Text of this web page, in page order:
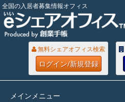
全国の入居者募集情報オフィス
無料シェアオフィス検索
ログイン/新規登録
メインメニュー